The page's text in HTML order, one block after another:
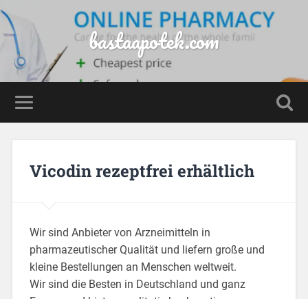
bastaapotek.com
Vicodin rezeptfrei erhältlich
Wir sind Anbieter von Arzneimitteln in
pharmazeutischer Qualität und liefern große und
kleine Bestellungen an Menschen weltweit.
Wir sind die Besten in Deutschland und ganz